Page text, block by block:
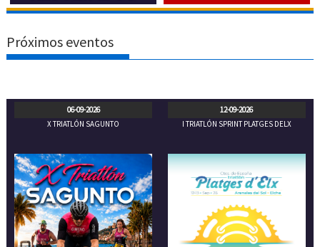
Próximos eventos
06-09-2026
X TRIATLÓN SAGUNTO
12-09-2026
I TRIATLÓN SPRINT PLATGES DELX